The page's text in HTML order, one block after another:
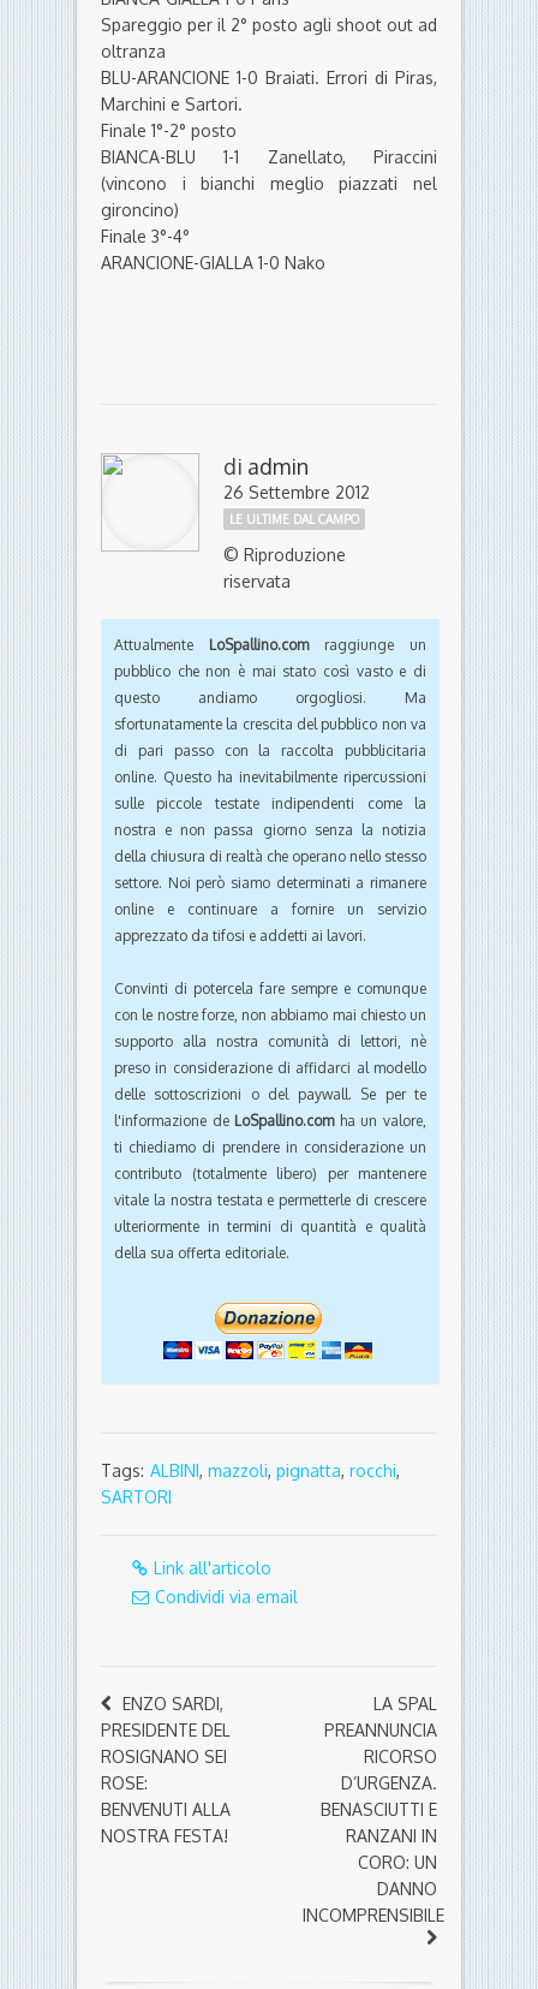
Spareggio per il 2° posto agli shoot out ad
oltranza
BLU-ARANCIONE 1-0 Braiati. Errori di Piras,
Marchini e Sartori.
Finale 1°-2° posto
BIANCA-BLU 1-1 Zanellato, Piraccini
(vincono i bianchi meglio piazzati nel
gironcino)
Finale 3°-4°
ARANCIONE-GIALLA 1-0 Nako
di admin
26 Settembre 2012
LE ULTIME DAL CAMPO
© Riproduzione
riservata
Attualmente LoSpallino.comraggiunge un
pubblico che non è mai stato così vasto e di
questo andiamo orgogliosi. Ma
sfortunatamente la crescita del pubblico non va
di pari passo con la raccolta pubblicitaria
online. Questo ha inevitabilmente ripercussioni
sulle piccole testate indipendenti come la
nostra e non passa giorno senza la notizia
della chiusura di realtà che operano nello stesso
settore. Noi però siamo determinati a rimanere
online e continuare a fornire un servizio
apprezzato da tifosi e addetti ai lavori.
Convinti di potercela fare sempre e comunque
con le nostre forze, non abbiamo mai chiesto un
supporto alla nostra comunità di lettori, nè
preso in considerazione di affidarci al modello
delle sottoscrizioni o del paywall. Se per te
l'informazione de LoSpallino.comha un valore,
ti chiediamo di prendere in considerazione un
contributo (totalmente libero) per mantenere
vitale la nostra testata e permetterle di crescere
ulteriormente in termini di quantità e qualità
della sua offerta editoriale.
Tags: ALBINI, mazzoli, pignatta, rocchi,
SARTORI
Link all'articolo
Condividi via email
ENZO SARDI,
PRESIDENTE DEL
ROSIGNANO SEI
ROSE:
BENVENUTI ALLA
NOSTRA FESTA!
LA SPAL
PREANNUNCIA
RICORSO
D’URGENZA.
BENASCIUTTI E
RANZANI IN
CORO: UN
DANNO
INCOMPRENSIBILE